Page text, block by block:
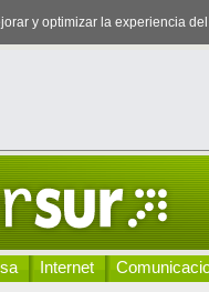
y optimizar la experiencia
Internet